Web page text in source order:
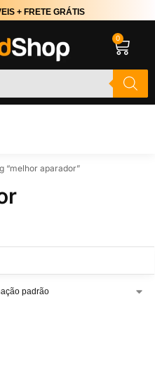
+ FRETE GRÁTIS
0
“melhor aparador”